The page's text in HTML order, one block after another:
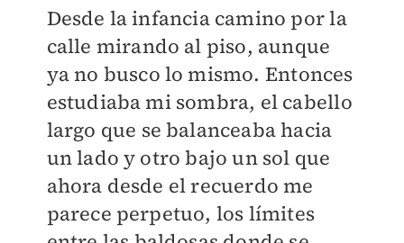
Desde la infancia camino por la
calle mirando al piso, aunque
ya no busco lo mismo. Entonces
estudiaba mi sombra, el cabello
largo que se balanceaba hacia
un lado y otro bajo un sol que
ahora desde el recuerdo me
parece perpetuo, los límites